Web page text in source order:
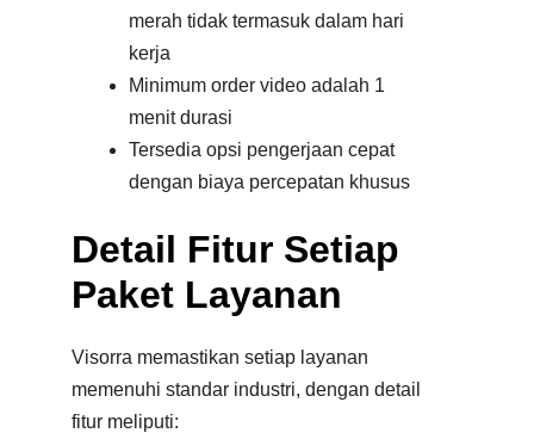
merah tidak termasuk dalam hari
kerja
Minimum order video adalah 1
menit durasi
Tersedia opsi pengerjaan cepat
dengan biaya percepatan khusus
Detail Fitur Setiap
Paket Layanan
Visorra memastikan setiap layanan
memenuhi standar industri, dengan detail
fitur meliputi: